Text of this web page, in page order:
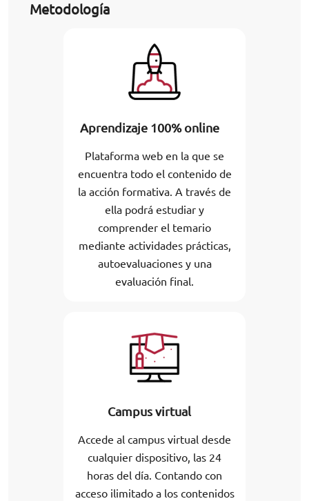
Metodología
Aprendizaje 100% online
Plataforma web en la que se
encuentra todo el contenido de
la acción formativa. A través de
ella podrá estudiar y
comprender el temario
mediante actividades prácticas,
autoevaluaciones y una
evaluación final.
Campus virtual
Accede al campus virtual desde
cualquier dispositivo, las 24
horas del día. Contando con
acceso ilimitado a los contenidos